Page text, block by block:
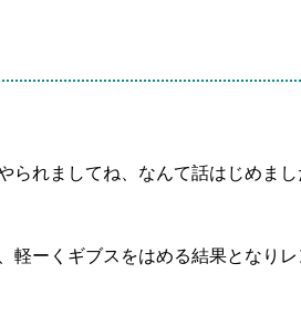
れましてね、なんて話はじめま
ーくギブスをはめる結果となり